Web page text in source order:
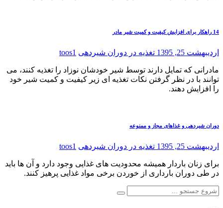
14 راهکار برای افزایش کیفیت و کمیت شیر مادر
اردیبهشت 25, 1395 تغذیه در دوران شیردهی toos1
مادرانی که تمایل دارند توسط شیر خودشان نوزاد را تغذیه کنند، می
توانند با در نظر گرفتن نکات تغذیه ای زیر کیفیت و کمیت شیر خود
را افزایش دهند.
دوران شیردهی و غذاهای مجاز و ممنوعه
اردیبهشت 25, 1395 تغذیه در دوران شیردهی toos1
برای زنان باردار همیشه محدودیت های غذایی وجود دارد و آن ها باید
در طی دوران بارداری از خوردن برخی مواد غذایی پرهیز کنند.